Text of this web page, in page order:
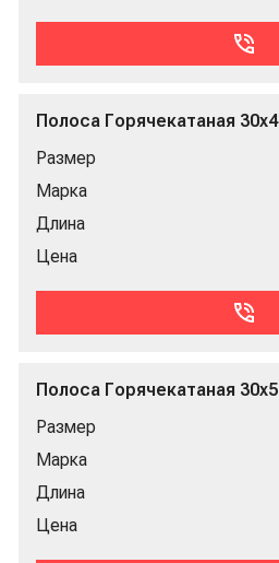
Полоса Горячекатаная 30x4
Размер
Марка
Длина
Цена
Полоса Горячекатаная 30x5
Размер
Марка
Длина
Цена